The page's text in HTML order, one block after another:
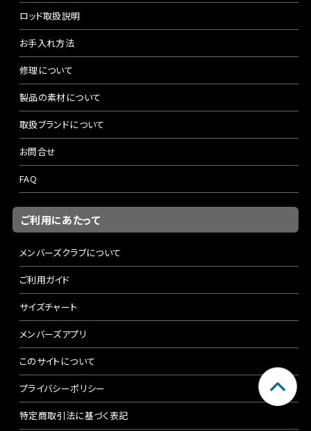
ロッド取扱説明
お手入れ方法
修理について
製品の素材について
取扱ブランドについて
お問合せ
FAQ
ご利用にあたって
メンバーズクラブについて
ご利用ガイド
サイズチャート
メンバーズアプリ
このサイトについて
プライバシーポリシー
特定商取引法に基づく表記